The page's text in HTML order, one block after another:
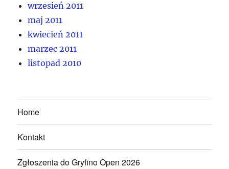
wrzesień 2011
maj 2011
kwiecień 2011
marzec 2011
listopad 2010
Home
Kontakt
Zgłoszenia do Gryfino Open 2026